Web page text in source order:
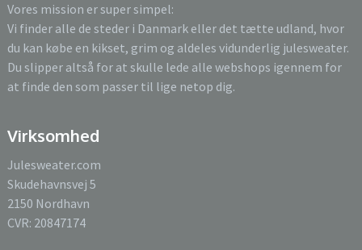
Vores mission er super simpel:
Vi finder alle de steder i Danmark eller det tætte udland, hvor
du kan købe en kikset, grim og aldeles vidunderlig julesweater.
Du slipper altså for at skulle lede alle webshops igennem for
at finde den som passer til lige netop dig.
Virksomhed
Julesweater.com
Skudehavnsvej 5
2150 Nordhavn
CVR: 20847174